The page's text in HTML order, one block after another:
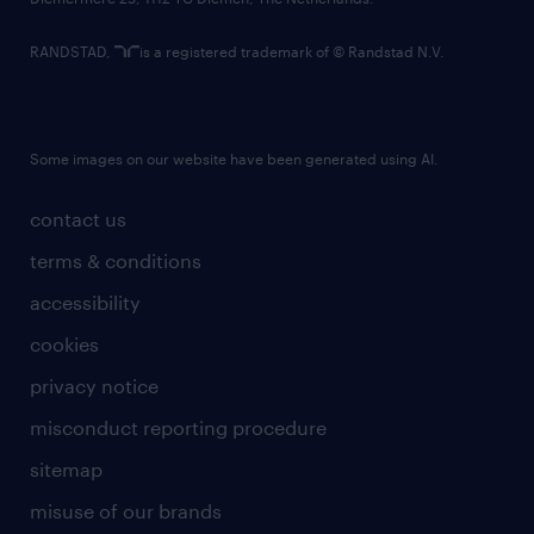
contact us
terms & conditions
accessibility
cookies
privacy notice
misconduct reporting procedure
sitemap
misuse of our brands
RANDSTAD, is a registered trademark of © Randstad N.V.
Some images on our website have been generated using AI.